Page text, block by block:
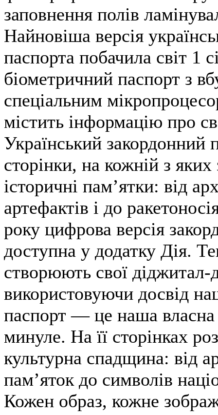
заповнення полів
Найновіша версія
паспорта побачила світ 1
біометричний паспорт з
спеціальним
містить інформацію про
Український закордонний
сторінки, на кожній з яких
історичні пам’ятки: від
артефактів і до
року цифрова версія
доступна у додатку Дія.
створюють свої діджитал-
використовуючи досвід
паспорт — це наша власна
минуле. На її сторінках
культурна спадщина: від
пам’яток до символів
Кожен образ, кожне